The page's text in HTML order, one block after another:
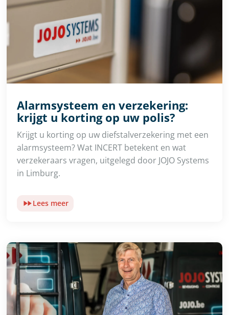
Alarmsysteem en verzekering:
krijgt u korting op uw polis?
Krijgt u korting op uw diefstalverzekering met een
alarmsysteem? Wat INCERT betekent en wat
verzekeraars vragen, uitgelegd door JOJO Systems
in Limburg.
Lees meer